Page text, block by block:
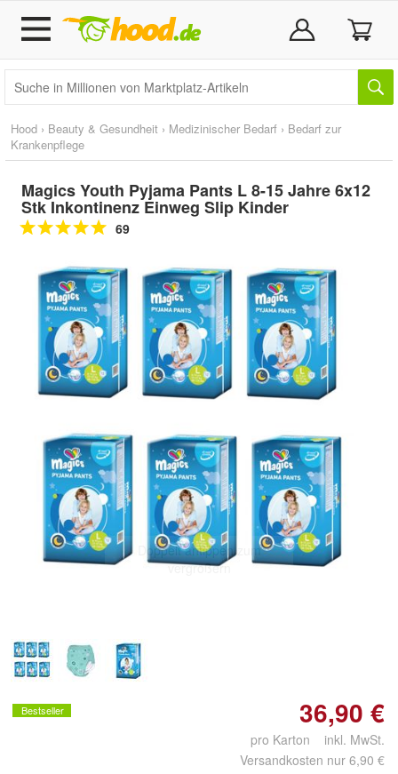
Hood › Beauty & Gesundheit › Medizinischer Bedarf › Bedarf zur
Krankenpflege
Magics Youth Pyjama Pants L 8-15 Jahre 6x12
Stk Inkontinenz Einweg Slip Kinder
69
Doppelt antippen zum
vergrößern
Bestseller 36,90 €
pro Karton inkl. MwSt.
Versandkosten nur 6,90 €